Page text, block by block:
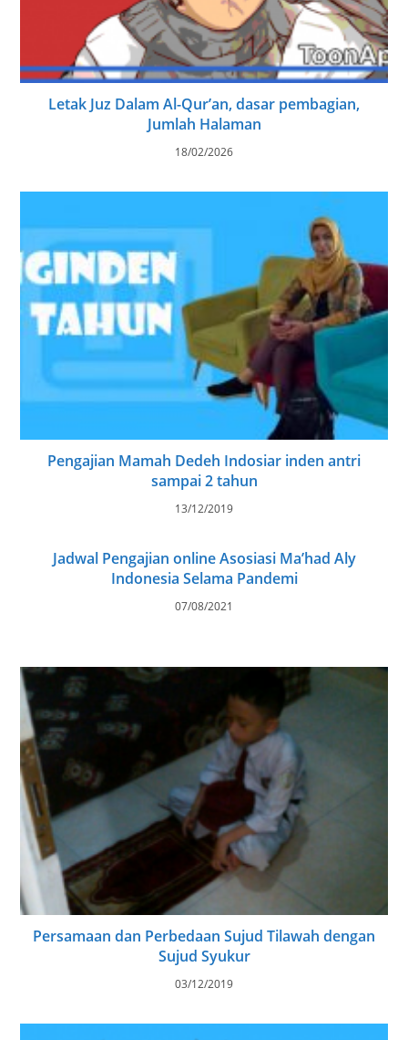
Letak Juz Dalam Al-Qur’an, dasar pembagian,
Jumlah Halaman
18/02/2026
Pengajian Mamah Dedeh Indosiar inden antri
sampai 2 tahun
13/12/2019
Jadwal Pengajian online Asosiasi Ma’had Aly
Indonesia Selama Pandemi
07/08/2021
Persamaan dan Perbedaan Sujud Tilawah dengan
Sujud Syukur
03/12/2019